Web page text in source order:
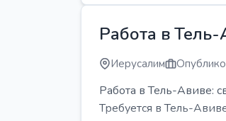
Работа в
Иерусалим
Работа в Тель-Авиве:
Требуется в Тель-